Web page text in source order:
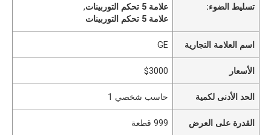
تسليط الضوء:
علامة 5 تحكم التوربينات
,
علامة 5 تحكم التوربينات
اسم العلامة التجارية GE
الأسعار $3000
الحد الأدنى لكمية حاسب شخصي 1
القدرة على العرض 999 قطعة